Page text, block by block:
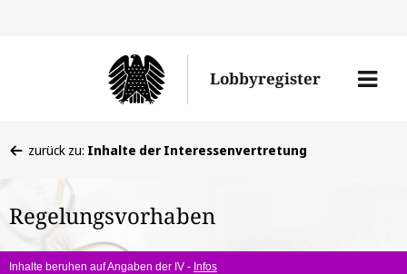
den
Lobbyregister
Menü
befinden
hier:
zurück zu: Inhalte der Interessenvertretung
Regelungsvorhaben
Inhalte beruhen auf Angaben der IV - Infos